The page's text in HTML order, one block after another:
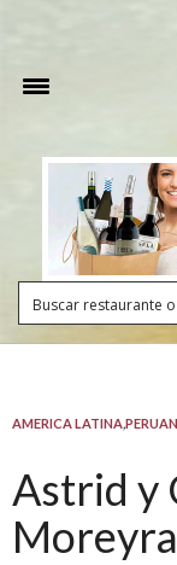
AMERICA LATINA,
Astrid y